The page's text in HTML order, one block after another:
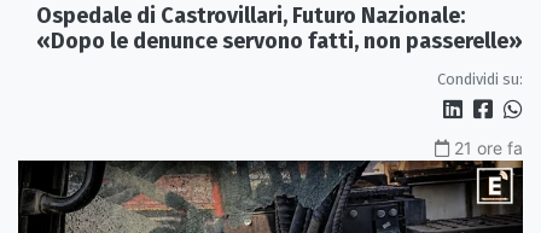
Ospedale di Castrovillari, Futuro Nazionale:
«Dopo le denunce servono fatti, non passerelle»
Condividi su:
21 ore fa